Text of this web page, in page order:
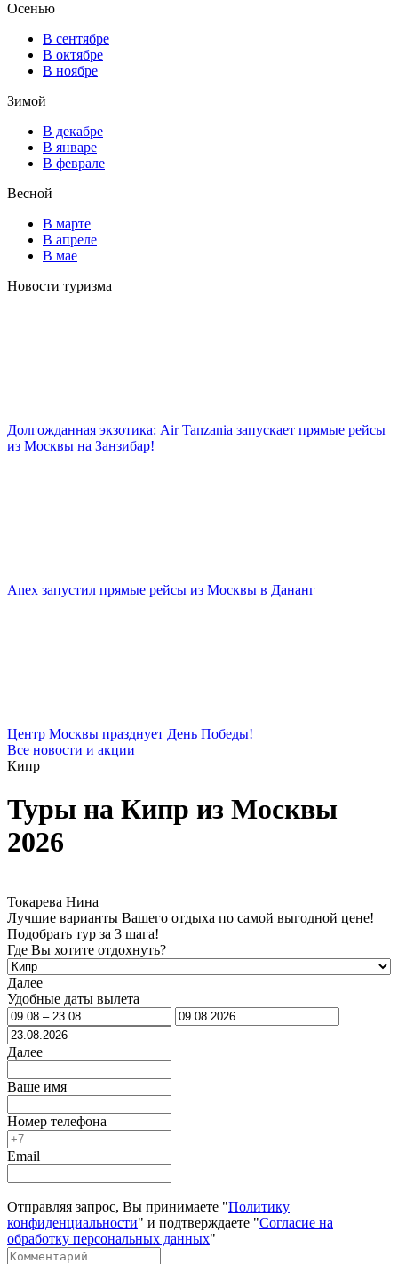
Осенью
В сентябре
В октябре
В ноябре
Зимой
В декабре
В январе
В феврале
Весной
В марте
В апреле
В мае
Новости туризма
Долгожданная экзотика: Air Tanzania запускает прямые рейсы
из Москвы на Занзибар!
Anex запустил прямые рейсы из Москвы в Дананг
Центр Москвы празднует День Победы!
Все новости и акции
Кипр
Туры на Кипр из Москвы
2026
Токарева Нина
Лучшие варианты Вашего отдыха по самой выгодной цене!
Подобрать тур за 3 шага!
Где Вы хотите отдохнуть?
Далее
Удобные даты вылета
Далее
Ваше имя
Номер телефона
Email
Отправляя запрос, Вы принимаете "Политику
конфиденциальности" и подтверждаете "Согласие на
обработку персональных данных"